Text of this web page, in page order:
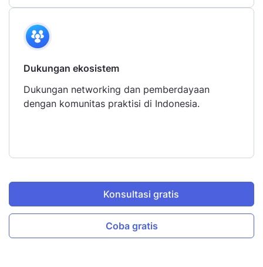
Dukungan ekosistem
Dukungan networking dan pemberdayaan
dengan komunitas praktisi di Indonesia.
Konsultasi gratis
Coba gratis